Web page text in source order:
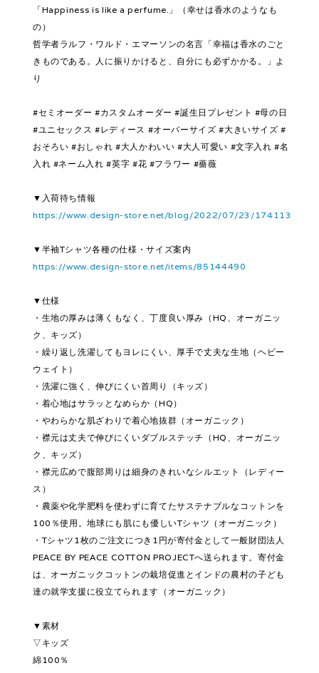
「Happiness is like a perfume.」（幸せは香水のようなも
の）
哲学者ラルフ・ワルド・エマーソンの名言「幸福は香水のごと
きものである。人に振りかけると、自分にも必ずかかる。」よ
り
#セミオーダー #カスタムオーダー #誕生日プレゼント #母の日
#ユニセックス #レディース #オーバーサイズ #大きいサイズ #
おそろい #おしゃれ #大人かわいい #大人可愛い #文字入れ #名
入れ #ネーム入れ #英字 #花 #フラワー #薔薇
▼入荷待ち情報
https://www.design-store.net/blog/2022/07/23/174113
▼半袖Tシャツ各種の仕様・サイズ案内
https://www.design-store.net/items/85144490
▼仕様
・生地の厚みは薄くもなく、丁度良い厚み（HQ、オーガニッ
ク、キッズ）
・繰り返し洗濯してもヨレにくい、厚手で丈夫な生地（ヘビー
ウェイト）
・洗濯に強く、伸びにくい首周り（キッズ）
・着心地はサラッとなめらか（HQ）
・やわらかな肌ざわりで着心地抜群（オーガニック）
・襟元は丈夫で伸びにくいダブルステッチ（HQ、オーガニッ
ク、キッズ）
・襟元広めで腹部周りは細身のきれいなシルエット（レディー
ス）
・農薬や化学肥料を使わずに育てたサステナブルなコットンを
100％使用。地球にも肌にも優しいTシャツ（オーガニック）
・Tシャツ1枚のご注文につき1円が寄付金として一般財団法人
PEACE BY PEACE COTTON PROJECTへ送られます。寄付金
は、オーガニックコットンの栽培促進とインドの農村の子ども
達の就学支援に役立てられます（オーガニック）
▼素材
▽キッズ
綿100％